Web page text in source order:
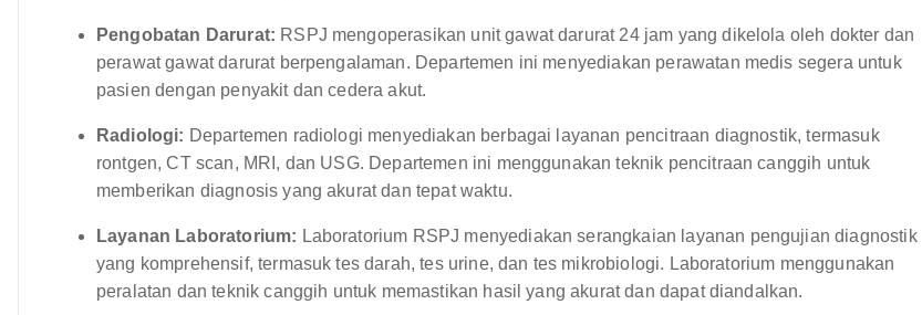
Pengobatan Darurat: RSPJ mengoperasikan unit gawat darurat 24 jam yang dikelola oleh dokter dan
perawat gawat darurat berpengalaman. Departemen ini menyediakan perawatan medis segera untuk
pasien dengan penyakit dan cedera akut.
Radiologi: Departemen radiologi menyediakan berbagai layanan pencitraan diagnostik, termasuk
rontgen, CT scan, MRI, dan USG. Departemen ini menggunakan teknik pencitraan canggih untuk
memberikan diagnosis yang akurat dan tepat waktu.
Layanan Laboratorium: Laboratorium RSPJ menyediakan serangkaian layanan pengujian diagnostik
yang komprehensif, termasuk tes darah, tes urine, dan tes mikrobiologi. Laboratorium menggunakan
peralatan dan teknik canggih untuk memastikan hasil yang akurat dan dapat diandalkan.